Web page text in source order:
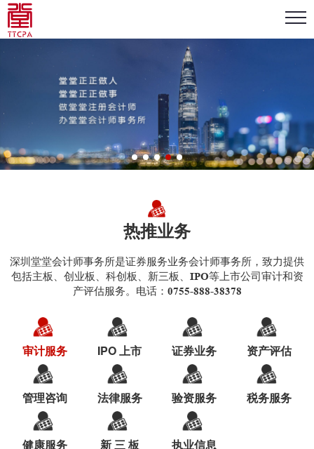
热推业务
深圳堂堂会计师事务所是证券服务业务会计师事务所，致力提供
包括主板、创业板、科创板、新三板、IPO等上市公司审计和资
产评估服务。电话：0755-888-38378
审计服务 IPO 上市 证券业务 资产评估
管理咨询 法律服务 验资服务 税务服务
健康服务 新 三 板 执业信息